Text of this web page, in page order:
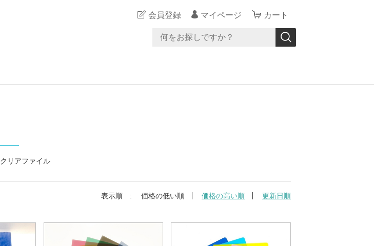
会員登録 マイページ カート
クリアファイル
表示順 : 価格の低い順 価格の高い順 更新日順